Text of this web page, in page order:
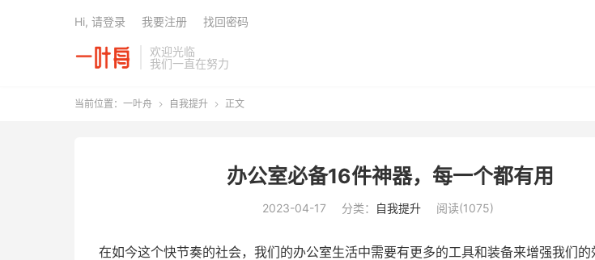
欢迎光临
我们一直在努力
Hi, 请登录 我要注册 找回密码
当前位置： 一叶舟  自我提升  正文
办公室必备16件神器，每一个都有用
2023-04-17 分类： 自我提升 阅读(1075)
在如今这个快节奏的社会，我们的办公室生活中需要有更多的工具和装备来增强我们的